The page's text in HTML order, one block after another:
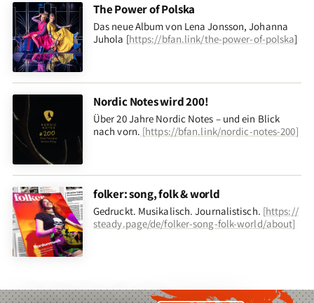
The Power of Polska
Das neue Album von Lena Jonsson, Johanna
Juhola [https://bfan.link/the-power-of-polska]
Nordic Notes wird 200!
Über 20 Jahre Nordic Notes – und ein Blick
nach vorn. [https://bfan.link/nordic-notes-200]
folker: song, folk & world
Gedruckt. Musikalisch. Journalistisch. [https://
steady.page/de/folker-song-folk-world/about]